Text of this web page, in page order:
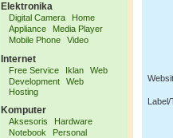
Elektronika
Digital Camera
Home
Appliance
Media Player
Mobile Phone
Video
Internet
Free Service Iklan
Web
Development
Web
Hosting
Komputer
Aksesoris
Hardware
Notebook
Personal
Label/